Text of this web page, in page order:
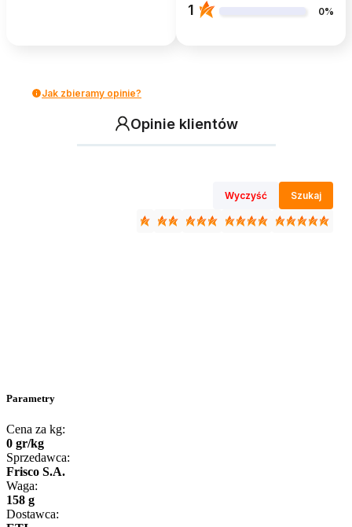
1 0%
Jak zbieramy opinie?
Opinie klientów
Wyczyść Szukaj
Parametry
Cena za kg:
0 gr/kg
Sprzedawca:
Frisco S.A.
Waga:
158 g
Dostawca: